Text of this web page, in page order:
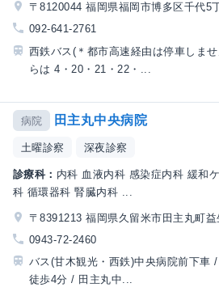
〒8120044 福岡県福岡市博多区千代5
092-641-2761
西鉄バス(＊都市高速経由は停車しま
らは 4・20・21・22・...
病院 田主丸中央病院
土曜診察 深夜診察
診療科： 内科 血液内科 感染症内科 緩和
科 循環器科 腎臓内科 ...
〒8391213 福岡県久留米市田主丸町
0943-72-2460
バス(甘木観光・西鉄)中央病院前下車
徒歩4分 / 田主丸中...